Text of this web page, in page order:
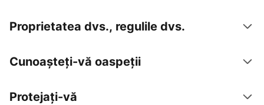
Proprietatea dvs., regulile dvs.
Cunoașteți-vă oaspeții
Protejați-vă